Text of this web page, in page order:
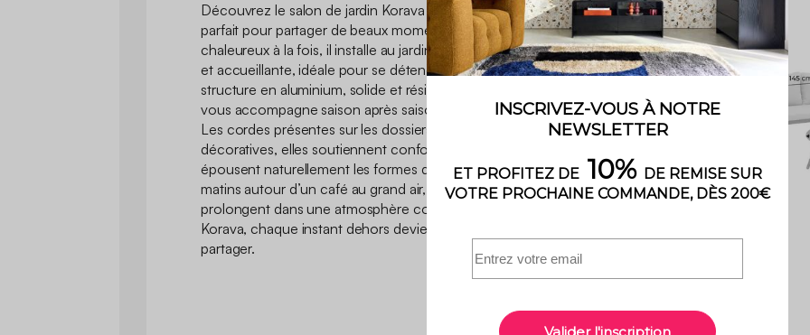
Découvrez le salon de jardin Korava en aluminium, l’allié
parfait pour partager de beaux moments à quatre. Élégant et
chaleureux à la fois, il installe au jardin une ambiance douce
et accueillante, idéale pour se détendre et profiter. Sa
structure en aluminium, solide et résistante aux intempéries,
vous accompagne saison après saison en toute tranquillité.
Les cordes présentes sur les dossiers ne sont pas seulement
décoratives, elles soutiennent confortablement votre dos et
épousent naturellement les formes du corps. Imaginez vos
matins autour d’un café au grand air, puis vos soirées qui se
prolongent dans une atmosphère conviviale, Avec le salon
Korava, chaque instant dehors devient un vrai plaisir à
partager.